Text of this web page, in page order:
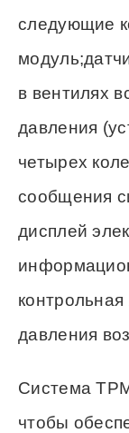
следующие
в вентилях
давления
четырех
сообщения
дисплей
давления
Система
чтобы